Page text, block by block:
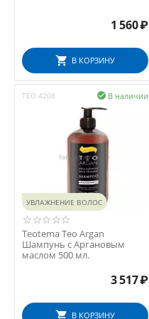
1 560₽
В КОРЗИНУ
TEO 4208 В наличии

УВЛАЖНЕНИЕ ВОЛОС
Teotema Teo Argan
Шампунь с Аргановым
маслом 500 мл.
3 517₽
В КОРЗИНУ